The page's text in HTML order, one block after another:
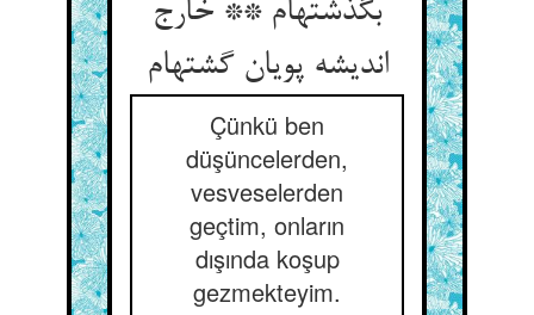
بگذشته‏ام ** خارج
اندیشه پویان گشته‏ام‏
Çünkü ben
düşüncelerden,
vesveselerden
geçtim, onların
dışında koşup
gezmekteyim.